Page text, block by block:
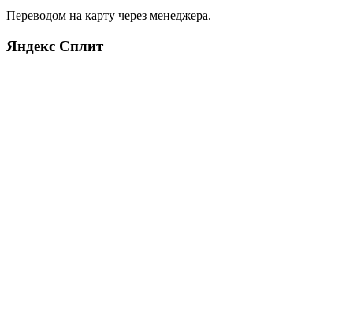
Переводом на карту через менеджера.
Яндекс Сплит